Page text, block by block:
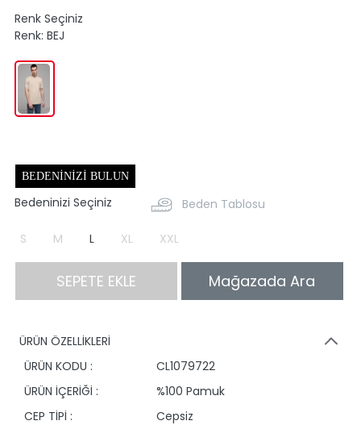
Renk Seçiniz
Renk: BEJ
BEDENINIZI BULUN
Bedeninizi Seçiniz Beden Tablosu
S M L XL XXL
SEPETE EKLE Mağazada Ara
ÜRÜN ÖZELLİKLERİ
ÜRÜN KODU :
CL1079722
ÜRÜN İÇERİĞİ :
%100 Pamuk
CEP TİPİ :
Cepsiz